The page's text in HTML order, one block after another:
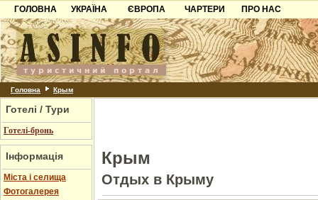
ГОЛОВНА
УКРАЇНА
Карпати
Азов
Причорноморря
Шацьк
ЄВРОПА
Чорногорія
Хорватія
Болгарія
ЧАРТЕРИ
ПРО НАС
Контакти
Партнерам
Додати готель
Головна Крым
Готелі / Тури
Готелі-бронь
Інформація
Міста і селища
Фотогалерея
Крым
Отдых в Крыму